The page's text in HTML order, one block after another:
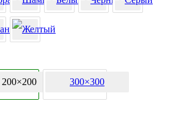
200×200 300×300